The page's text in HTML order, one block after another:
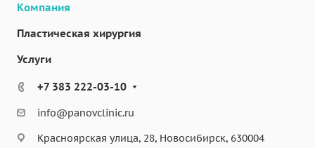
Компания
Пластическая хирургия
Услуги
+7 383 222-03-10
info@panovclinic.ru
Красноярская улица, 28, Новосибирск, 630004